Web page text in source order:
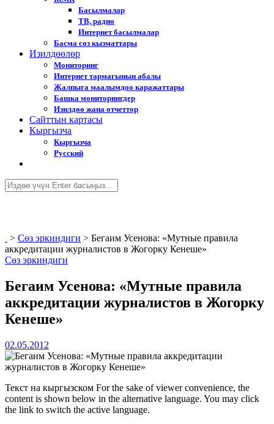
Басылмалар
ТВ, радио
Интернет басылмалар
Басма сөз кызматтары
Изилдөөлөр
Мониторинг
Интернет тармагынын абалы
Жалпыга маалымдоо каражаттары
Башка мониторингдер
Изилдөө жана отчеттор
Cайттын картасы
Кыргызча
Кыргызча
Русский
> Сөз эркиндиги > Бегаим Усенова: «Мутные правила
аккредитации журналистов в Жогорку Кенеше»
Сөз эркиндиги
Бегаим Усенова: «Мутные правила
аккредитации журналистов в Жогорку
Кенеше»
02.05.2012
Текст на кыргызском For the sake of viewer convenience, the
content is shown below in the alternative language. You may click
the link to switch the active language.